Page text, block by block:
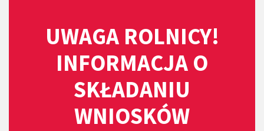
UWAGA ROLNICY!
INFORMACJA O
SKŁADANIU
WNIOSKÓW